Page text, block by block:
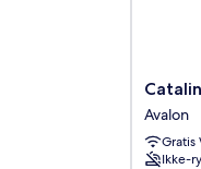
Catalina
Island
Inn
Avalon
Avalon
Gratis
Ikke-